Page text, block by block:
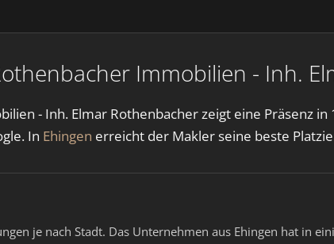
Immobilien - Inh.
- Inh. Elmar Rothenbacher zeigt eine Präsenz
In Ehingen erreicht der Makler seine beste
je nach Stadt. Das Unternehmen aus Ehingen hat in